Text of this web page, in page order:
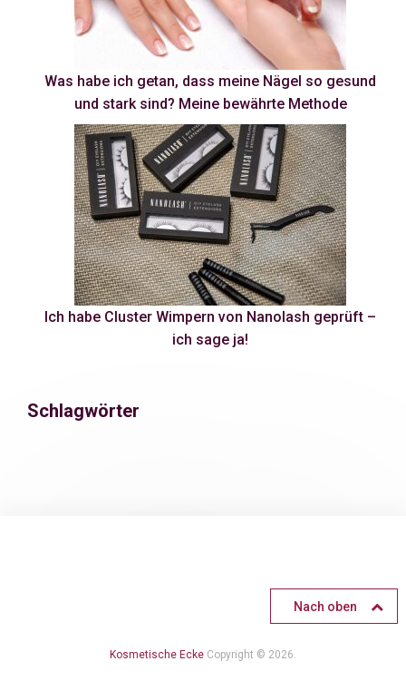
Was habe ich getan, dass meine Nägel so gesund
und stark sind? Meine bewährte Methode
Ich habe Cluster Wimpern von Nanolash geprüft –
ich sage ja!
Schlagwörter
Nach oben
Kosmetische EckeCopyright © 2026.